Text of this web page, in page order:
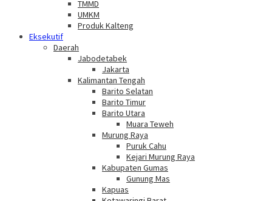
TMMD
UMKM
Produk Kalteng
Eksekutif
Daerah
Jabodetabek
Jakarta
Kalimantan Tengah
Barito Selatan
Barito Timur
Barito Utara
Muara Teweh
Murung Raya
Puruk Cahu
Kejari Murung Raya
Kabupaten Gumas
Gunung Mas
Kapuas